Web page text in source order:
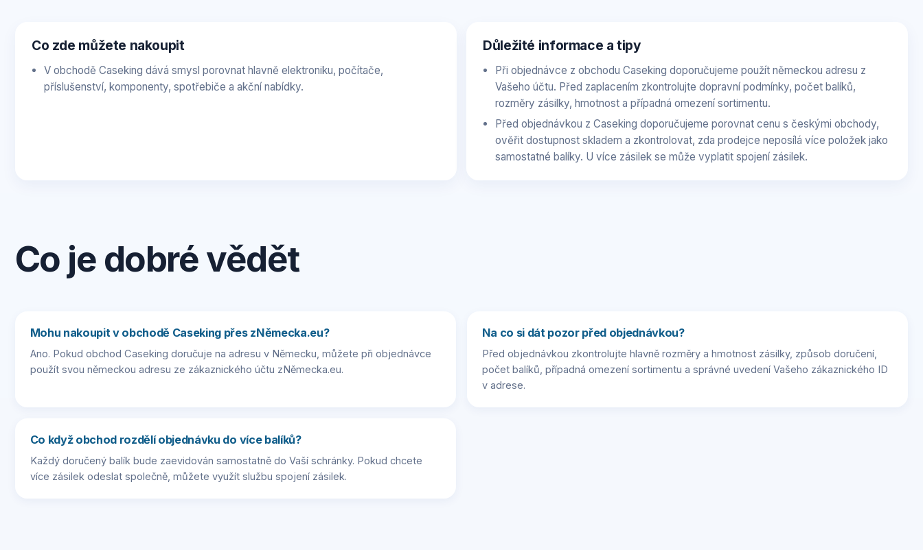
Co zde můžete nakoupit
V obchodě Caseking dává smysl porovnat hlavně elektroniku, počítače,
příslušenství, komponenty, spotřebiče a akční nabídky.
Důležité informace a tipy
Při objednávce z obchodu Caseking doporučujeme použít německou adresu z
Vašeho účtu. Před zaplacením zkontrolujte dopravní podmínky, počet balíků,
rozměry zásilky, hmotnost a případná omezení sortimentu.
Před objednávkou z Caseking doporučujeme porovnat cenu s českými obchody,
ověřit dostupnost skladem a zkontrolovat, zda prodejce neposílá více položek jako
samostatné balíky. U více zásilek se může vyplatit spojení zásilek.
Co je dobré vědět
Mohu nakoupit v obchodě Caseking přes zNěmecka.eu?
Ano. Pokud obchod Caseking doručuje na adresu v Německu, můžete při objednávce
použít svou německou adresu ze zákaznického účtu zNěmecka.eu.
Na co si dát pozor před objednávkou?
Před objednávkou zkontrolujte hlavně rozměry a hmotnost zásilky, způsob doručení,
počet balíků, případná omezení sortimentu a správné uvedení Vašeho zákaznického ID
v adrese.
Co když obchod rozdělí objednávku do více balíků?
Každý doručený balík bude zaevidován samostatně do Vaší schránky. Pokud chcete
více zásilek odeslat společně, můžete využít službu spojení zásilek.